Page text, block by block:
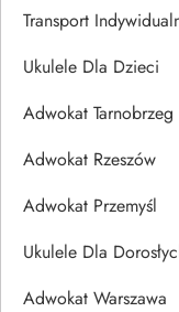
Transport
Ukulele Dla Dzieci
Adwokat Tarnobrzeg
Adwokat Rzeszów
Adwokat Przemyśl
Ukulele Dla
Adwokat Warszawa